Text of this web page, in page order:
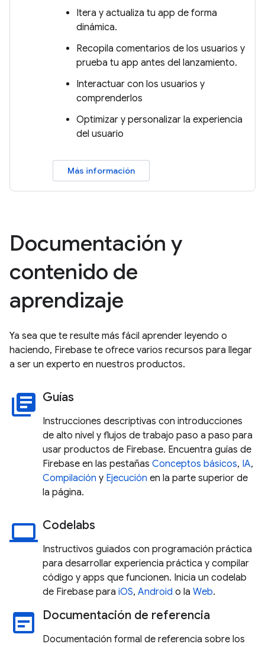
Itera y actualiza tu app de forma
dinámica.
Recopila comentarios de los usuarios y
prueba tu app antes del lanzamiento.
Interactuar con los usuarios y
comprenderlos
Optimizar y personalizar la experiencia
del usuario
Más información
Documentación y
contenido de
aprendizaje
Ya sea que te resulte más fácil aprender leyendo o
haciendo, Firebase te ofrece varios recursos para llegar
a ser un experto en nuestros productos.
library_books Guías
Instrucciones descriptivas con introducciones
de alto nivel y flujos de trabajo paso a paso para
usar productos de Firebase. Encuentra guías de
Firebase en las pestañas Conceptos básicos, IA,
Compilación y Ejecución en la parte superior de
la página.
laptop Codelabs
Instructivos guiados con programación práctica
para desarrollar experiencia práctica y compilar
código y apps que funcionen. Inicia un codelab
de Firebase para iOS, Android o la Web.
wysiwyg Documentación de referencia
Documentación formal de referencia sobre los